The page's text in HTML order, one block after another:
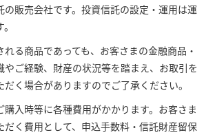
の販売会社です。投資信託の設定・運用は運
る商品であっても、お客さまの金融商品・
やご経験、財産の状況等を踏まえ、お取引を
く場合がありますのでご了承ください。
購入時等に各種費用がかかります。お客さま
だく費用として、申込手数料・信託財産留保